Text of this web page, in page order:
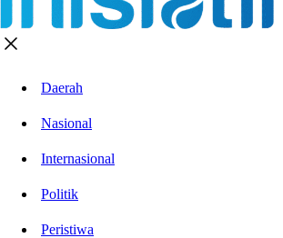
Daerah
Nasional
Internasional
Politik
Peristiwa